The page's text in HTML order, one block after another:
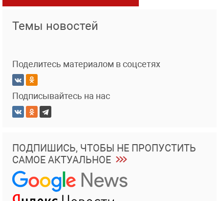
Темы новостей
Поделитесь материалом в соцсетях
Подписывайтесь на нас
ПОДПИШИСЬ, ЧТОБЫ НЕ ПРОПУСТИТЬ
САМОЕ АКТУАЛЬНОЕ